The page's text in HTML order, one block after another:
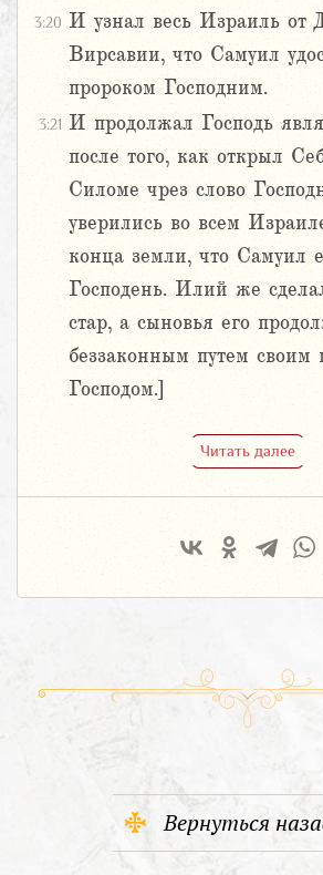
3:20 И узнал весь Израиль от
Вирсавии, что Самуил
пророком Господним.
3:21 И продолжал Господь
после того, как открыл
Силоме чрез слово
уверились во всем
конца земли, что Самуил
Господень. Илий же
стар, а сыновья его
беззаконным путем своим
Господом.]
Читать далее
Вернуться